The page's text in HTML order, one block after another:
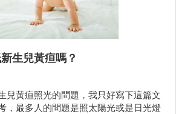
生兒黃疸嗎？
兒黃疸照光的問題，我只好寫下這篇文
，最多人的問題是照太陽光或是日光燈